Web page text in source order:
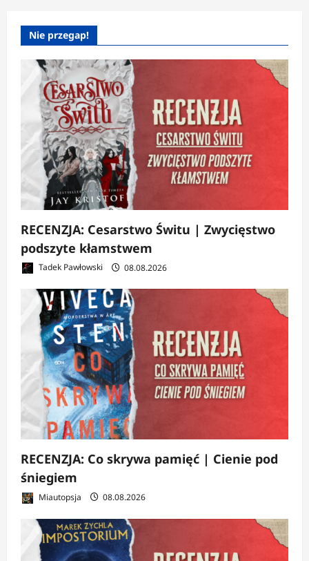
Nie przegap!
RECENZJA: Cesarstwo Świtu | Zwycięstwo
podszyte kłamstwem
Tadek Pawłowski 08.08.2026
RECENZJA: Co skrywa pamięć | Cienie pod
śniegiem
Miautopsja 08.08.2026